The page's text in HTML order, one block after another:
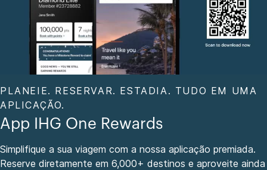
PLANEIE. RESERVAR. ESTADIA. TUDO EM UMA
APLICAÇÃO.
App IHG One Rewards
Simplifique a sua viagem com a nossa aplicação premiada.
Reserve diretamente em 6,000+ destinos e aproveite ainda